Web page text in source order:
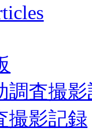
調査撮
撮影記録